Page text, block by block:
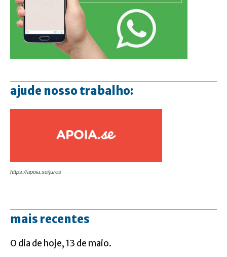
ajude nosso trabalho:
https://apoia.se/jures
mais recentes
O dia de hoje, 13 de maio.